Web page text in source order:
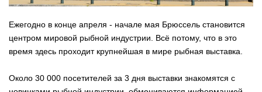
Ежегодно в конце апреля - начале мая Брюссель становится
центром мировой рыбной индустрии. Всё потому, что в это
время здесь проходит крупнейшая в мире рыбная выставка.
Около 30 000 посетителей за 3 дня выставки знакомятся с